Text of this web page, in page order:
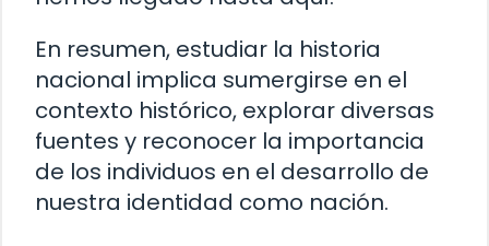
En resumen, estudiar la historia
nacional implica sumergirse en el
contexto histórico, explorar diversas
fuentes y reconocer la importancia
de los individuos en el desarrollo de
nuestra identidad como nación.